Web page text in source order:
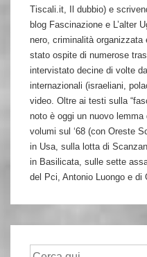
Tiscali.it, Il dubbio) e
blog Fascinazione e L’alter
nero, criminalità organizzata
stato ospite di numerose
intervistato decine di volte
internazionali (israeliani,
video. Oltre ai testi sulla
noto è oggi un nuovo
volumi sul ‘68 (con Oreste
in Usa, sulla lotta di
in Basilicata, sulle sette
del Pci, Antonio Luongo e di
Cerca: